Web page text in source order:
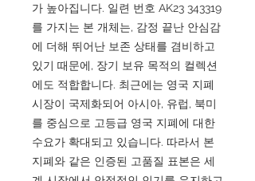
가 높아집니다. 일련 번호 AK23 343319
를 가지는 본 개체는, 감정 끝난 안심감
에 더해 뛰어난 보존 상태를 겸비하고
있기 때문에, 장기 보유 목적의 컬렉션
에도 적합합니다. 최근에는 영국 지폐
시장이 국제화되어 아시아, 유럽, 북미
를 중심으로 고등급 영국 지폐에 대한
수요가 확대되고 있습니다. 따라서 본
지폐와 같은 인증된 고품질 표본은 세